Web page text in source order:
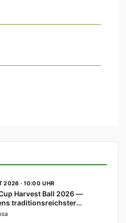
2026 · 10:00 UHR
Harvest Ball 2026 —
traditionsreichster
Cup